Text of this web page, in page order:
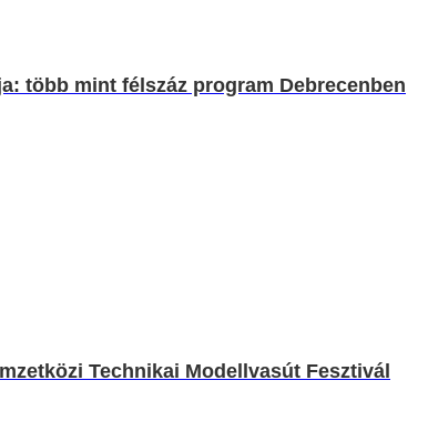
több mint félszáz program Debrecenben
Technikai Modellvasút Fesztivál